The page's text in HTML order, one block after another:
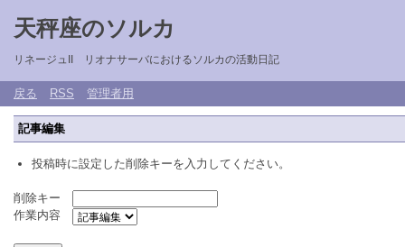
天秤座のソルカ
リネージュII リオナサーバにおけるソルカの活動日記
戻る RSS 管理者用
記事編集
投稿時に設定した削除キーを入力してください。
削除キー
作業内容